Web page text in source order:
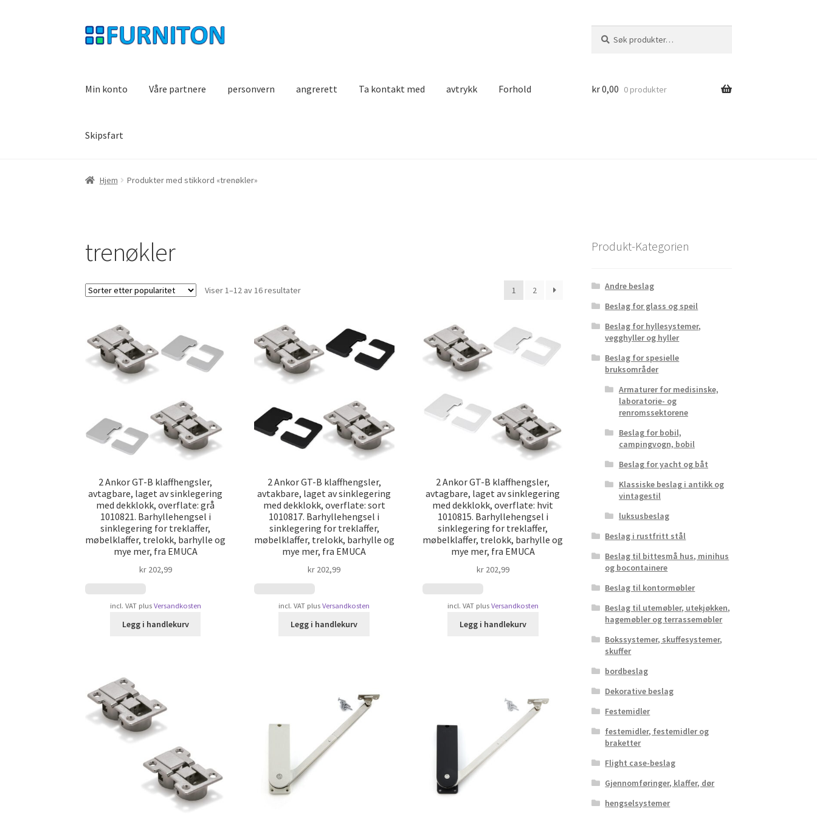
Hopp
til
Hopp
til
etter:
Min konto Våre partnere personvern angrerett Ta kontakt med avtrykk Forhold
Skipsfart
kr0,00 0 produkter
Hjem Produkter med stikkord «trenøkler»
trenøkler
Viser 1–12 av 16 resultaterSortert
1 2
2 Ankor GT-B klaffhengsler,
avtagbare, laget av sinklegering
med dekklokk, overflate: grå
1010821. Barhyllehengsel i
sinklegering for treklaffer,
møbelklaffer, trelokk, barhylle og
mye mer, fra EMUCA
kr202,99
incl. VAT plus Versandkosten
Legg i handlekurv
2 Ankor GT-B klaffhengsler,
avtakbare, laget av sinklegering
med dekklokk, overflate: sort
1010817. Barhyllehengsel i
sinklegering for treklaffer,
møbelklaffer, trelokk, barhylle og
mye mer, fra EMUCA
kr 202,99
incl. VAT plusVersandkosten
Legg i handlekurv
2 Ankor GT-B klaffhengsler,
avtagbare, laget av sinklegering
med dekklokk, overflate: hvit
1010815. Barhyllehengsel i
sinklegering for treklaffer,
møbelklaffer, trelokk, barhylle og
mye mer, fra EMUCA
kr202,99
incl. VAT plus Versandkosten
Legg i handlekurv
Produkt-Kategorien
Andre beslag
Beslag for glass og speil
Beslag for hyllesystemer,
vegghyller og hyller
Beslag for spesielle
bruksområder
Armaturer for medisinske,
laboratorie- og
renromssektorene
Beslag for bobil,
campingvogn, bobil
Beslag for yacht og båt
Klassiske beslag i antikk og
vintagestil
luksusbeslag
Beslag i rustfritt stål
Beslag til bittesmå hus, minihus
og bocontainere
Beslag til kontormøbler
Beslag til utemøbler, utekjøkken,
hagemøbler og terrassemøbler
Bokssystemer, skuffesystemer,
skuffer
bordbeslag
Dekorative beslag
Festemidler
festemidler, festemidler og
braketter
Flight case-beslag
Gjennomføringer, klaffer, dør
hengselsystemer